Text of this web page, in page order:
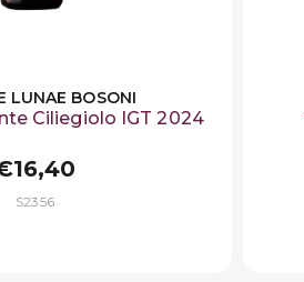
LUNAE BOSONI
Ciliegiolo IGT 2024
S2356